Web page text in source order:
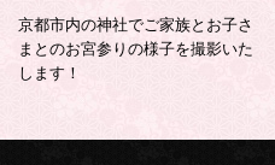
京都市内の神社でご家族とお子さ
まとのお宮参りの様子を撮影いた
します！